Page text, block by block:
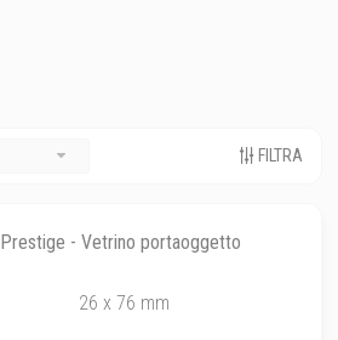
FILTRA
Prestige - Vetrino portaoggetto
26 x 76 mm